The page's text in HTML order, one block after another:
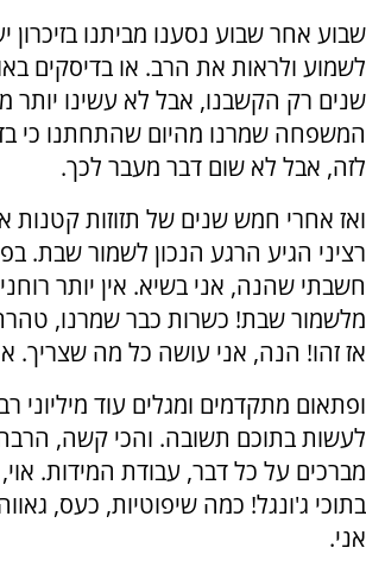
שבוע אחר שבוע נסענו מביתנו בזיכרון
לשמוע ולראות את הרב. או בדיסקים
שנים רק הקשבנו, אבל לא עשינו יותר
המשפחה שמרנו מהיום שהתחתנו כי
לזה, אבל לא שום דבר מעבר לכך.
ואז אחרי חמש שנים של תזוזות קטנות
רציני הגיע הרגע הנכון לשמור שבת.
חשבתי שהנה, אני בשיא. אין יותר
מלשמור שבת! כשרות כבר שמרנו,
אז זהו! הנה, אני עושה כל מה שצריך.
ופתאום מתקדמים ומגלים עוד מיליוני
לעשות בתוכם תשובה. והכי קשה,
מברכים על כל דבר, עבודת המידות.
בתוכי ג'ונגל! כמה שיפוטיות, כעס,
אני.